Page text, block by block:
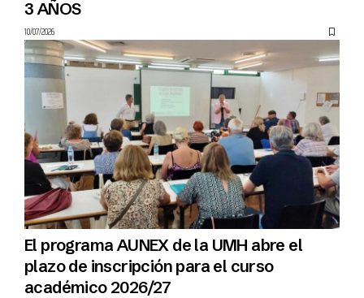
3 AÑOS
10/07/2026
El programa AUNEX de la UMH abre el
plazo de inscripción para el curso
académico 2026/27